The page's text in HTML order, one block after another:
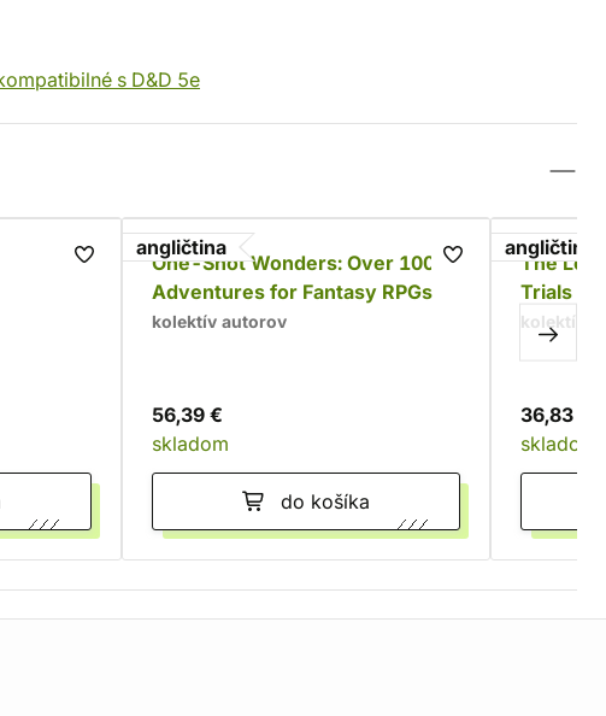
s D&D 5e
angličtina
One-Shot Wonders: Over 100
Adventures for Fantasy RPGs
kolektív autorov
56,39 €
skladom
do košíka
angličtina
The
Trials of
kolektív
36,83 €
skladom